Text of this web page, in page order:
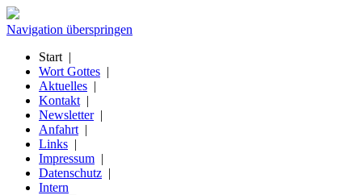
Navigation überspringen
Start |
Wort Gottes |
Aktuelles |
Kontakt |
Newsletter|
Anfahrt |
Links |
Impressum |
Datenschutz |
Intern